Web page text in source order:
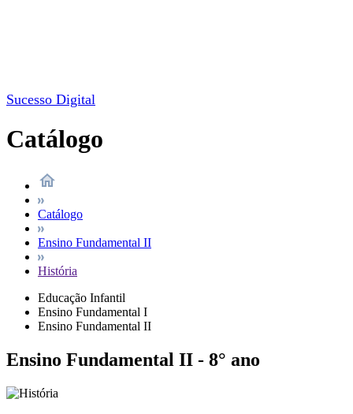
Sucesso Digital
Catálogo
Catálogo
Ensino Fundamental II
História
Educação Infantil
Ensino Fundamental I
Ensino Fundamental II
Ensino Fundamental II - 8° ano